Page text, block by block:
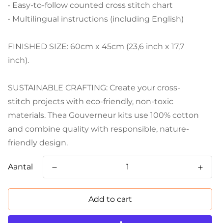
• Easy-to-follow counted cross stitch chart
• Multilingual instructions (including English)
FINISHED SIZE: 60cm x 45cm (23,6 inch x 17,7
inch).
SUSTAINABLE CRAFTING: Create your cross-
stitch projects with eco-friendly, non-toxic
materials. Thea Gouverneur kits use 100% cotton
and combine quality with responsible, nature-
friendly design.
Aantal
Add to cart